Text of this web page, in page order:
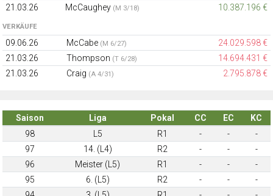
21.03.26
McCaughey (M 3/18) 10.387.196 €
VERKÄUFE
09.06.26 McCabe (M 6/27)
24.029.598 €
21.03.26
Thompson (T 6/28)
14.694.431 €
21.03.26
Craig (A 4/31) 2.795.878 €
Saison Liga Pokal CC EC
KC
98
L5 R1 - -
-
97
14. (L4) R2 - -
-
96
Meister (L5) R1 - -
-
95
6. (L5) R2 - -
-